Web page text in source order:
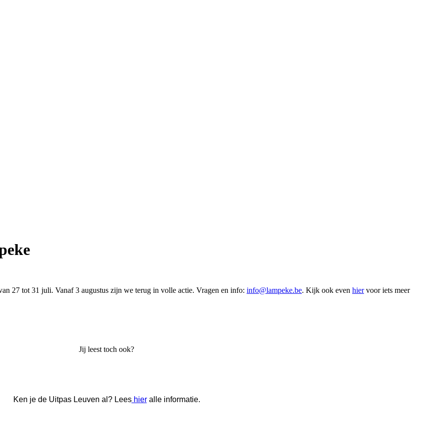
27 tot 31 juli. Vanaf 3 augustus zijn we terug in volle actie. Vragen en info: info@lampeke.be. Kijk ook even hiervoor iets meer
Jij leest toch ook?
Ken je de Uitpas Leuven al? Leeshieralle informatie.